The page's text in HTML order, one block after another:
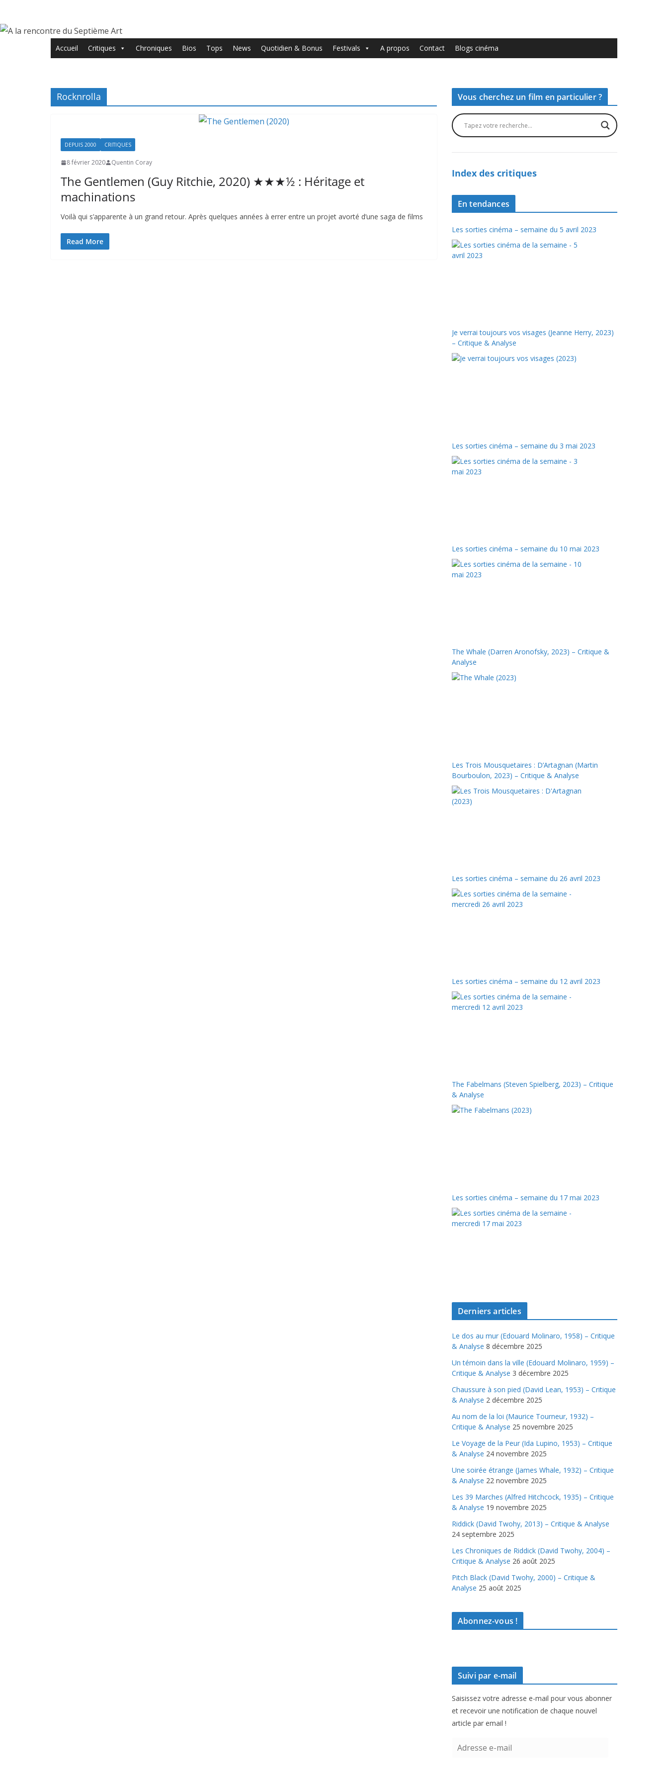
contenu
Accueil Critiques Chroniques Bios Tops News Quotidien & Bonus Festivals A propos Contact Blogs cinéma
Rocknrolla
DEPUIS 2000 CRITIQUES
8 février 2020 Quentin Coray
The Gentlemen (Guy Ritchie, 2020) ★★★½ : Héritage et
machinations
Voilà qui s’apparente à un grand retour. Après quelques années à errer entre un projet avorté d’une saga de films
Read More
Vous cherchez un film en particulier ?
Index des critiques
En tendances
Les sorties cinéma – semaine du 5 avril 2023
Je verrai toujours vos visages (Jeanne Herry, 2023)
– Critique & Analyse
Les sorties cinéma – semaine du 3 mai 2023
Les sorties cinéma – semaine du 10 mai 2023
The Whale (Darren Aronofsky, 2023) – Critique &
Analyse
Les Trois Mousquetaires : D’Artagnan (Martin
Bourboulon, 2023) – Critique & Analyse
Les sorties cinéma – semaine du 26 avril 2023
Les sorties cinéma – semaine du 12 avril 2023
The Fabelmans (Steven Spielberg, 2023) – Critique
& Analyse
Les sorties cinéma – semaine du 17 mai 2023
Derniers articles
Le dos au mur (Edouard Molinaro, 1958) – Critique
& Analyse 8 décembre 2025
Un témoin dans la ville (Edouard Molinaro, 1959) –
Critique & Analyse 3 décembre 2025
Chaussure à son pied (David Lean, 1953) – Critique
& Analyse 2 décembre 2025
Au nom de la loi (Maurice Tourneur, 1932) –
Critique & Analyse 25 novembre 2025
Le Voyage de la Peur (Ida Lupino, 1953) – Critique
& Analyse 24 novembre 2025
Une soirée étrange (James Whale, 1932) – Critique
& Analyse 22 novembre 2025
Les 39 Marches (Alfred Hitchcock, 1935) – Critique
& Analyse 19 novembre 2025
Riddick (David Twohy, 2013) – Critique & Analyse
24 septembre 2025
Les Chroniques de Riddick (David Twohy, 2004) –
Critique & Analyse 26 août 2025
Pitch Black (David Twohy, 2000) – Critique &
Analyse 25 août 2025
Abonnez-vous !
Suivi par e-mail
Saisissez votre adresse e-mail pour vous abonner
et recevoir une notification de chaque nouvel
article par email !